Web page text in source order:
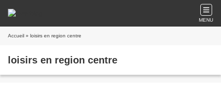
MENU
Accueil » loisirs en region centre
loisirs en region centre